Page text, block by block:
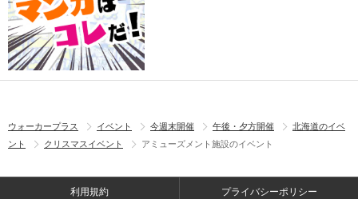
ウォーカープラス イベント 今週末開催 午後・夕方開催
北海道のイベ
ント
クリスマスイベント アミューズメント施設のイベント
利用規約 プライバシーポリシー